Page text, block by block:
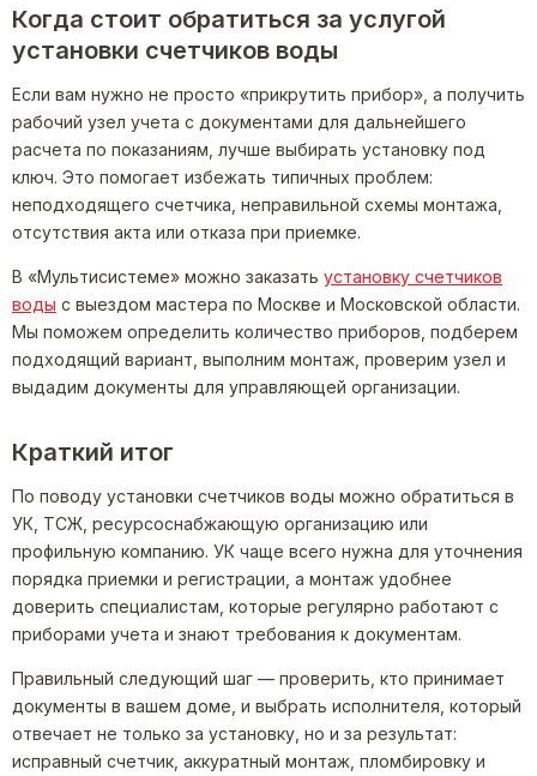
Когда стоит обратиться за услугой
установки счетчиков воды
Если вам нужно не просто «прикрутить прибор», а получить
рабочий узел учета с документами для дальнейшего
расчета по показаниям, лучше выбирать установку под
ключ. Это помогает избежать типичных проблем:
неподходящего счетчика, неправильной схемы монтажа,
отсутствия акта или отказа при приемке.
В «Мультисистеме» можно заказать установку счетчиков
воды с выездом мастера по Москве и Московской области.
Мы поможем определить количество приборов, подберем
подходящий вариант, выполним монтаж, проверим узел и
выдадим документы для управляющей организации.
Краткий итог
По поводу установки счетчиков воды можно обратиться в
УК, ТСЖ, ресурсоснабжающую организацию или
профильную компанию. УК чаще всего нужна для уточнения
порядка приемки и регистрации, а монтаж удобнее
доверить специалистам, которые регулярно работают с
приборами учета и знают требования к документам.
Правильный следующий шаг — проверить, кто принимает
документы в вашем доме, и выбрать исполнителя, который
отвечает не только за установку, но и за результат:
исправный счетчик, аккуратный монтаж, пломбировку и